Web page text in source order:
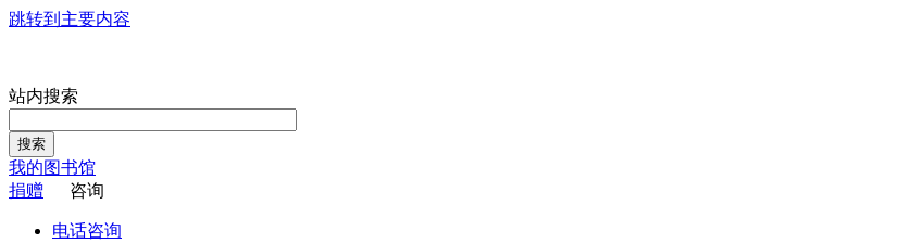
跳转到主要内容
站内搜索
搜索
我的图书馆
捐赠
咨询
电话咨询